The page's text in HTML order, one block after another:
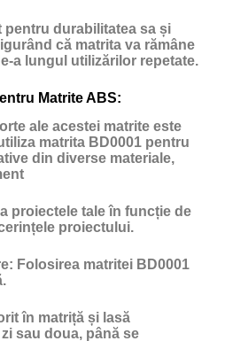
durabilitatea sa și
că matrita va rămâne
a lungul utilizărilor repetate.
Matrite ABS:
ale acestei matrite este
matrita BD0001 pentru
din diverse materiale,
proiectele tale în funcție de
proiectului.
Folosirea matritei BD0001
în matriță și lasă
sau doua, până se